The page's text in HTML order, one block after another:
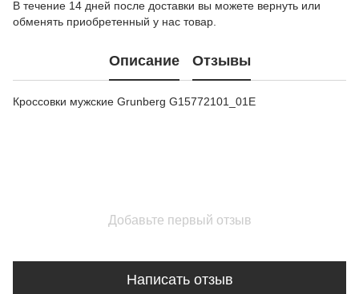
В течение 14 дней после доставки вы можете вернуть или
обменять приобретенный у нас товар.
Описание Отзывы
Кроссовки мужские Grunberg G15772101_01E
Добавьте первый отзыв
Написать отзыв